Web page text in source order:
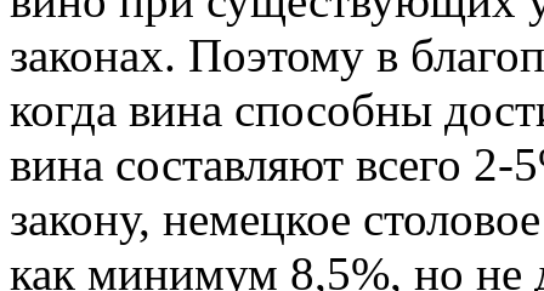
законах. Поэтому в
когда вина способны
вина составляют всего
закону, немецкое
как минимум 8,5%, но не